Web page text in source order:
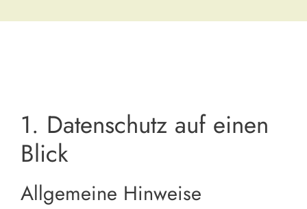
1. Datenschutz auf einen
Blick
Allgemeine Hinweise